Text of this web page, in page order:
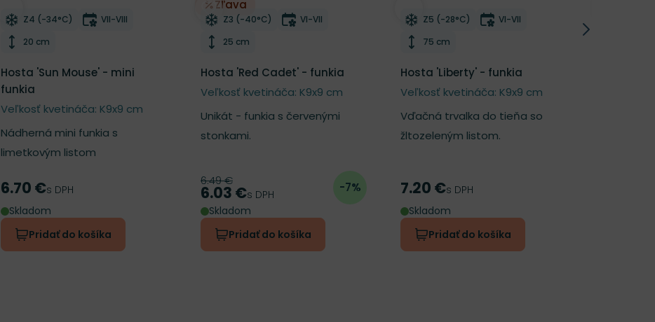
Odober do zoznamu želaní
Mrazuvzdornosť
Z4 (-34°C) Doba kvitnutia
VII-VIII
Výška rastliny
20 cm
Hosta 'Sun Mouse' - mini
funkia
Veľkosť kvetináča: K9x9 cm
Nádherná mini funkia s
limetkovým listom
Cena
6.70 €s DPH
Skladom
Pridať do košíka
Zľava
Odober do zoznamu želaní
Mrazuvzdornosť
Z3 (-40°C) Doba kvitnutia
VI-VII
Výška rastliny
25 cm
Hosta 'Red Cadet' - funkia
Veľkosť kvetináča: K9x9 cm
Unikát - funkia s červenými
stonkami.
Pôvodná cena
6.49 €
Cena
6.03 €s DPH -7%
Skladom
Pridať do košíka
Odober do zoznamu želaní
Mrazuvzdornosť
Z5 (-28°C) Doba kvitnutia
VI-VII
Výška rastliny
75 cm
Hosta 'Liberty' - funkia
Veľkosť kvetináča: K9x9 cm
Vďačná trvalka do tieňa so
žltozeleným listom.
Cena
7.20 €s DPH
Skladom
Pridať do košíka